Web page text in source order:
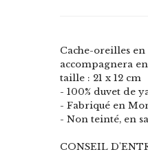
Cache-oreilles
accompagnera
taille : 21 x 12 cm
- 100% duvet de
- Fabriqué en
- Non teinté, en
CONSEIL